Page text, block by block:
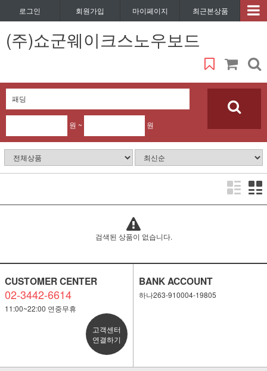
로그인 회원가입 마이페이지 최근본상품
(주)쇼군웨이크스노우보드
원 ~ 원
검색된 상품이 없습니다.
CUSTOMER CENTER
02-3442-6614
11:00~22:00 연중무휴
고객센터
연결하기
BANK ACCOUNT
하나263-910004-19805